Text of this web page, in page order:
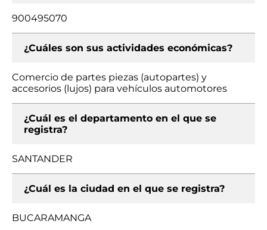
900495070
¿Cuáles son sus actividades económicas?
Comercio de partes piezas (autopartes) y
accesorios (lujos) para vehículos automotores
¿Cuál es el departamento en el que se
registra?
SANTANDER
¿Cuál es la ciudad en el que se registra?
BUCARAMANGA